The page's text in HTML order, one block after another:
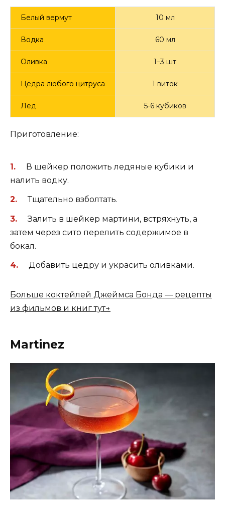
Белый вермут 10 мл
Водка 60 мл
Оливка 1–3 шт
Цедра любого цитруса 1 виток
Лед 5-6 кубиков
Приготовление:
В шейкер положить ледяные кубики и
налить водку.
Тщательно взболтать.
Залить в шейкер мартини, встряхнуть, а
затем через сито перелить содержимое в
бокал.
Добавить цедру и украсить оливками.
Больше коктейлей Джеймса Бонда — рецепты
из фильмов и книг тут→
Martinez